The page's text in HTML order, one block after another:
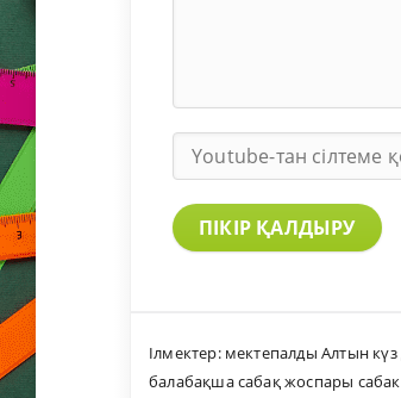
ПІКІР ҚАЛДЫРУ
Ілмектер: мектепалды Алтын
балабақша сабақ жоспары